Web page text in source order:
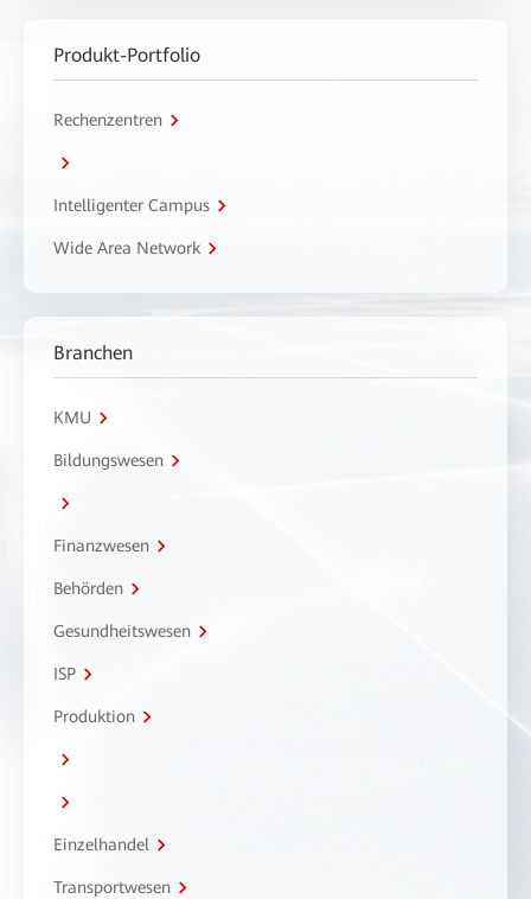
Produkt-Portfolio
Rechenzentren
Intelligenter Campus
Wide Area Network
Branchen
KMU
Bildungswesen
Finanzwesen
Behörden
Gesundheitswesen
ISP
Produktion
Einzelhandel
Transportwesen